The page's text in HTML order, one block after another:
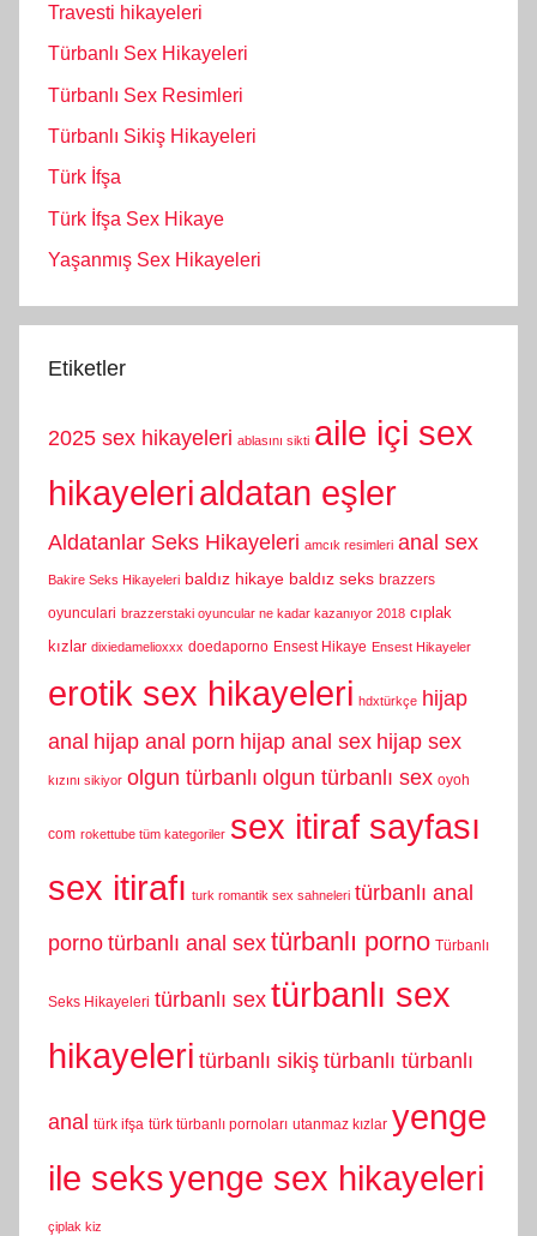
Travesti hikayeleri
Türbanlı Sex Hikayeleri
Türbanlı Sex Resimleri
Türbanlı Sikiş Hikayeleri
Türk İfşa
Türk İfşa Sex Hikaye
Yaşanmış Sex Hikayeleri
Etiketler
2025 sex hikayeleri ablasını sikti aile içi sex
hikayelerialdatan eşler
Aldatanlar Seks Hikayeleri amcık resimleri anal sex
Bakire Seks Hikayeleri baldız hikaye baldız seks brazzers
oyunculari brazzerstaki oyuncular ne kadar kazanıyor 2018 cıplak
kızlar dixiedamelioxxx doedaporno Ensest Hikaye Ensest Hikayeler
erotik sex hikayeleri hdxtürkçe hijap
anal hijap anal porn hijap anal sex hijap sex
kızını sikiyor olgun türbanlı olgun türbanlı sex oyoh
com rokettube tüm kategoriler sex itiraf sayfası
sex itirafı turk romantik sex sahneleri türbanlı anal
porno türbanlı anal sex türbanlı porno Türbanlı
Seks Hikayeleri türbanlı sex türbanlı sex
hikayeleri türbanlı sikiş türbanlı türbanlı
anal türk ifşa türk türbanlı pornoları utanmaz kızlar yenge
ile seksyenge sex hikayeleri
çiplak kiz